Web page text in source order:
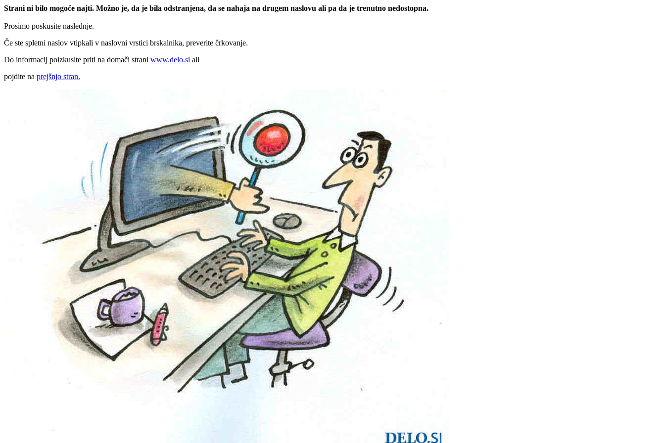
Strani ni bilo mogoče najti. Možno je, da je bila odstranjena, da se nahaja na drugem naslovu ali pa da je trenutno nedostopna.
Prosimo poskusite naslednje.
Če ste spletni naslov vtipkali v naslovni vrstici brskalnika, preverite črkovanje.
Do informacij poizkusite priti na domači strani www.delo.si ali
pojdite na prejšnjo stran.